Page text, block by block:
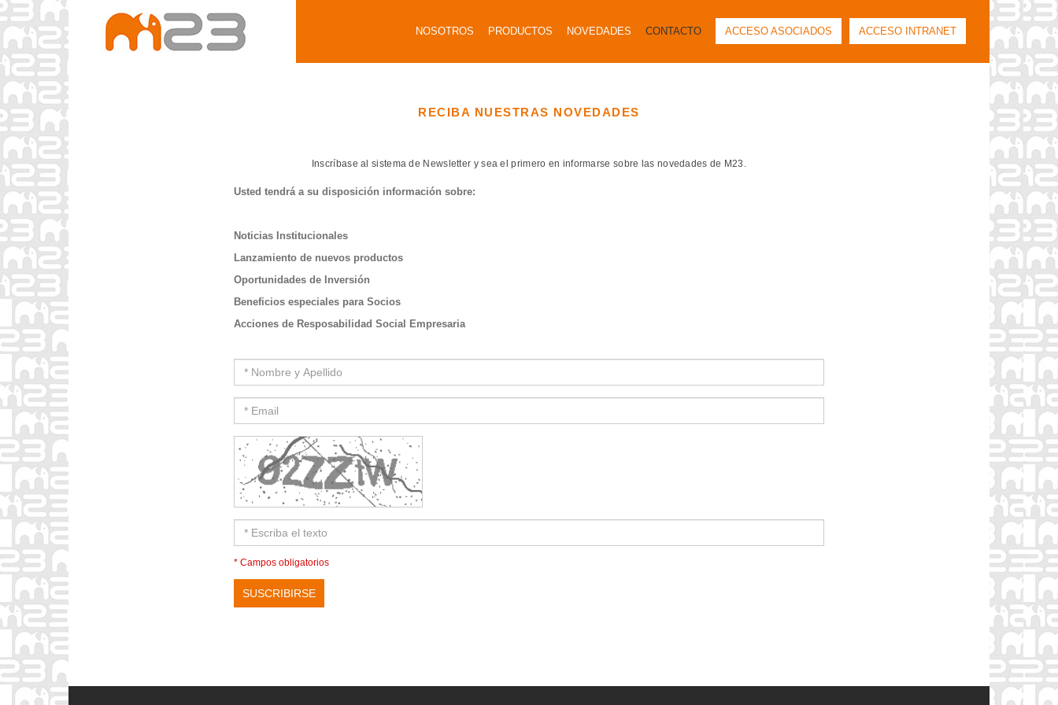
NOSOTROS PRODUCTOS NOVEDADES CONTACTO ACCESO ASOCIADOS ACCESO INTRANET
RECIBA NUESTRAS NOVEDADES
Inscríbase al sistema de Newsletter y sea el primero en informarse sobre las novedades de M23.
Usted tendrá a su disposición información sobre:
Noticias Institucionales
Lanzamiento de nuevos productos
Oportunidades de Inversión
Beneficios especiales para Socios
Acciones de Resposabilidad Social Empresaria
* Campos obligatorios
SUSCRIBIRSE